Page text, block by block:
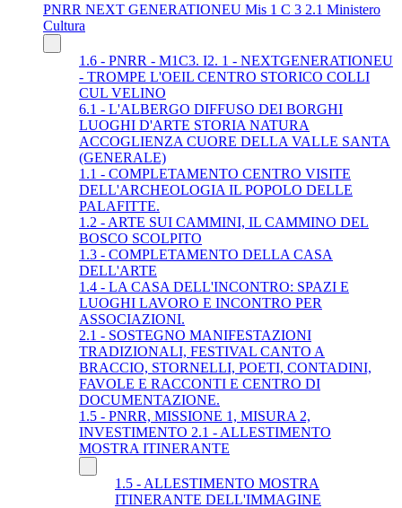
PNRR NEXT GENERATIONEU Mis 1 C 3 2.1 Ministero
Cultura
1.6 - PNRR - M1C3. I2. 1 - NEXTGENERATIONEU
- TROMPE L'OEIL CENTRO STORICO COLLI
CUL VELINO
6.1 - L'ALBERGO DIFFUSO DEI BORGHI
LUOGHI D'ARTE STORIA NATURA
ACCOGLIENZA CUORE DELLA VALLE SANTA
(GENERALE)
1.1 - COMPLETAMENTO CENTRO VISITE
DELL'ARCHEOLOGIA IL POPOLO DELLE
PALAFITTE.
1.2 - ARTE SUI CAMMINI, IL CAMMINO DEL
BOSCO SCOLPITO
1.3 - COMPLETAMENTO DELLA CASA
DELL'ARTE
1.4 - LA CASA DELL'INCONTRO: SPAZI E
LUOGHI LAVORO E INCONTRO PER
ASSOCIAZIONI.
2.1 - SOSTEGNO MANIFESTAZIONI
TRADIZIONALI, FESTIVAL CANTO A
BRACCIO, STORNELLI, POETI, CONTADINI,
FAVOLE E RACCONTI E CENTRO DI
DOCUMENTAZIONE.
1.5 - PNRR, MISSIONE 1, MISURA 2,
INVESTIMENTO 2.1 - ALLESTIMENTO
MOSTRA ITINERANTE
1.5 - ALLESTIMENTO MOSTRA
ITINERANTE DELL'IMMAGINE